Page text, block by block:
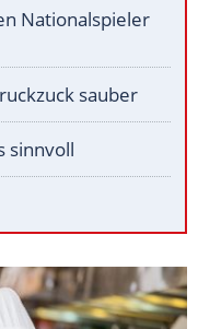
Nationalspieler
sauber
sinnvoll